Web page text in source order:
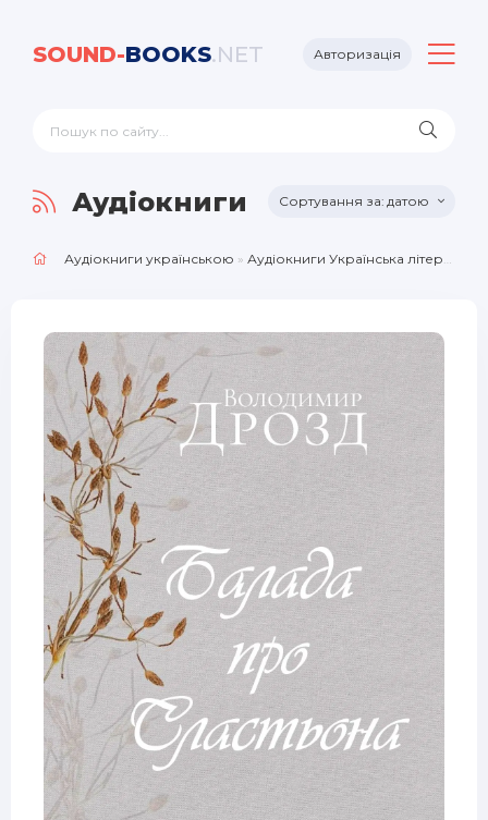
SOUND-BOOKS.NET Авторизація
Аудіокниги Українська
датою
Аудіокниги українською » Аудіокниги Українська література